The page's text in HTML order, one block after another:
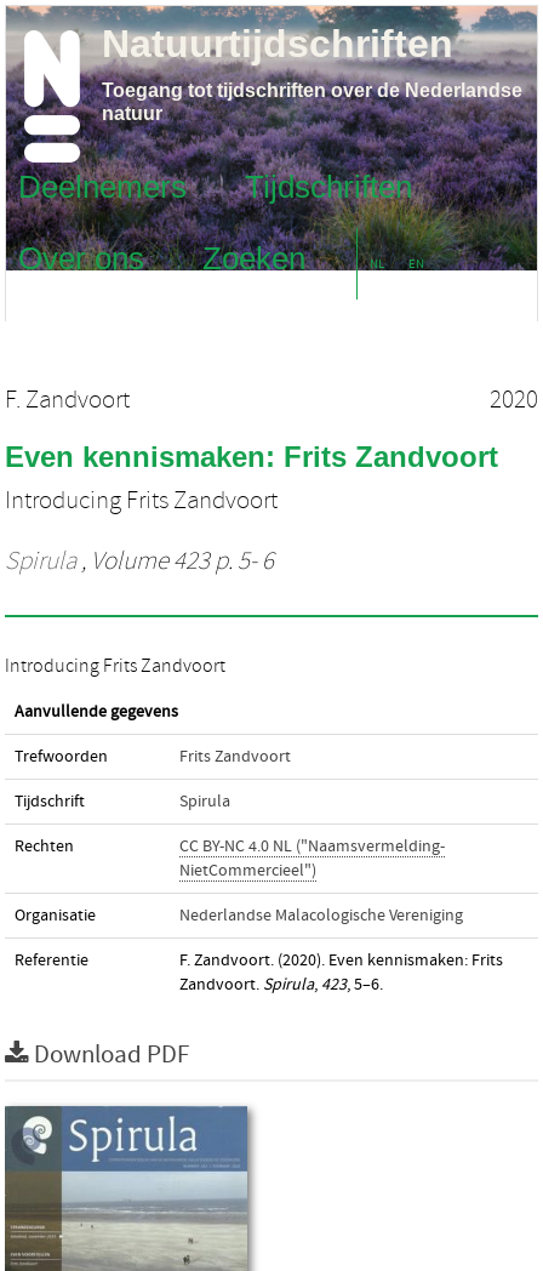
Deelnemers
Tijdschriften
Over ons
Zoeken NL EN
Natuurtijdschriften
Toegang tot tijdschriften over de Nederlandse
natuur
F. Zandvoort 2020
Even kennismaken: Frits Zandvoort
Introducing Frits Zandvoort
Spirula, Volume 423 p. 5- 6
Introducing Frits Zandvoort
Aanvullende gegevens
Trefwoorden Frits Zandvoort
Tijdschrift Spirula
Rechten
CC BY-NC 4.0 NL ("Naamsvermelding-
NietCommercieel")
Organisatie Nederlandse Malacologische Vereniging
Referentie
F. Zandvoort. (2020). Even kennismaken: Frits
Zandvoort. Spirula, 423, 5–6.
Download PDF